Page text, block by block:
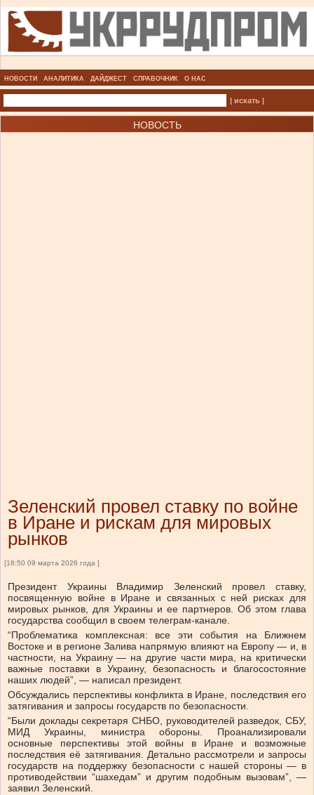
НОВОСТИ АНАЛИТИКА ДАЙДЖЕСТ СПРАВОЧНИК О НАС
| искать |
НОВОСТЬ
Зеленский провел ставку по войне
в Иране и рискам для мировых
рынков
[18:50 09 марта 2026 года ]
Президент Украины Владимир Зеленский провел ставку,
посвященную войне в Иране и связанных с ней рисках для
мировых рынков, для Украины и ее партнеров. Об этом глава
государства сообщил в своем телеграм-канале.
“Проблематика комплексная: все эти события на Ближнем
Востоке и в регионе Залива напрямую влияют на Европу — и, в
частности, на Украину — на другие части мира, на критически
важные поставки в Украину, безопасность и благосостояние
наших людей”, — написал президент.
Обсуждались перспективы конфликта в Иране, последствия его
затягивания и запросы государств по безопасности.
“Были доклады секретаря СНБО, руководителей разведок, СБУ,
МИД Украины, министра обороны. Проанализировали
основные перспективы этой войны в Иране и возможные
последствия её затягивания. Детально рассмотрели и запросы
государств на поддержку безопасности с нашей стороны — в
противодействии “шахедам” и другим подобным вызовам”, —
заявил Зеленский.